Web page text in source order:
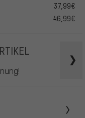
37,99€
46,99€